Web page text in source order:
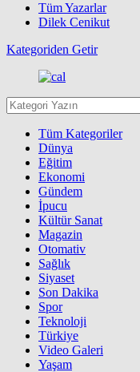
Tüm Yazarlar
Dilek Cenikut
Kategoriden Getir
Tüm Kategoriler
Dünya
Eğitim
Ekonomi
Gündem
İpucu
Kültür Sanat
Magazin
Otomativ
Sağlık
Siyaset
Son Dakika
Spor
Teknoloji
Türkiye
Video Galeri
Yaşam